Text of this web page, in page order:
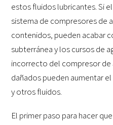
estos fluidos lubricantes. Si
sistema de compresores de
contenidos, pueden acabar
subterránea y los cursos de
incorrecto del compresor
dañados pueden aumentar
y otros fluidos.
El primer paso para hacer